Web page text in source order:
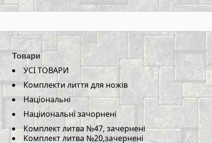
Товари
УСІ ТОВАРИ
Комплекти лиття для ножів
Національні
Націиональні зачорнені
Комплект литва №47, зачернені
Комплект литва №20,зачернені